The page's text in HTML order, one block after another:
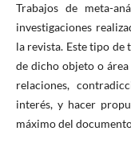
Trabajos de meta-
investigaciones
la revista. Este tipo
de dicho objeto o
relaciones,
interés, y hacer
máximo del